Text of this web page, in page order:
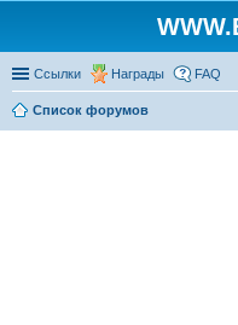
Ссылки Награды FAQ
Список форумов